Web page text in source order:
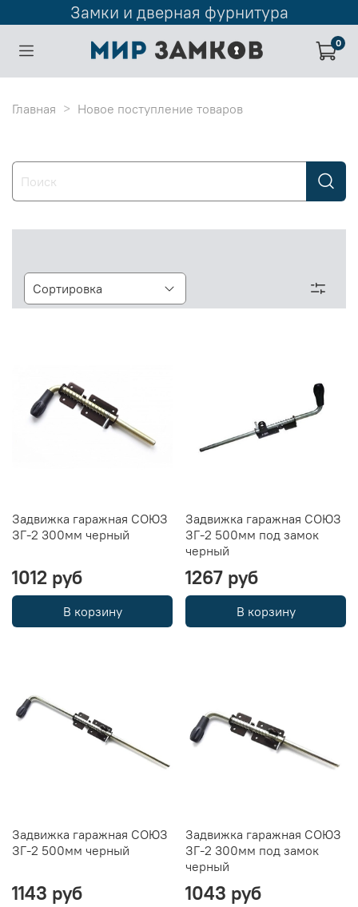
Замки и дверная фурнитура
0
Главная Новое поступление товаров
Задвижка гаражная СОЮЗ
ЗГ-2 300мм черный
1012 руб
В корзину
Задвижка гаражная СОЮЗ
ЗГ-2 500мм под замок
черный
1267 руб
В корзину
Задвижка гаражная СОЮЗ
ЗГ-2 500мм черный
1143 руб
Задвижка гаражная СОЮЗ
ЗГ-2 300мм под замок
черный
1043 руб